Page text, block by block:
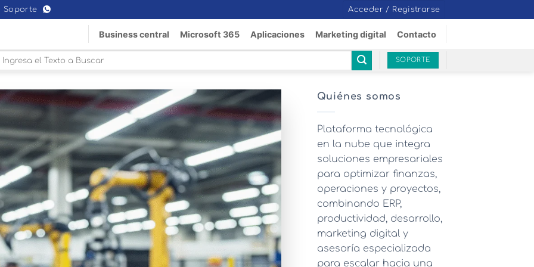
Soporte Acceder / Registrarse
Business central Microsoft 365 Aplicaciones Marketing digital Contacto
Buscar
por:
SOPORTE
Quiénes somos
Plataforma tecnológica
en la nube que integra
soluciones empresariales
para optimizar finanzas,
operaciones y proyectos,
combinando ERP,
productividad, desarrollo,
marketing digital y
asesoría especializada
para escalar hacia una